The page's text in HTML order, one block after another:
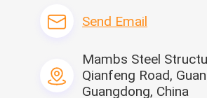
1,3 ladende Kombination
1.Calculation der Bodenbelastung
Send Email
Mambs Steel
Qianfeng Road,
Guangdong, China